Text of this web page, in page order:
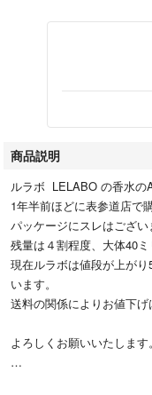
商品説明
ルラボ LELABO の香水の
1年半前ほどに表参道店で
パッケージにスレはござい
残量は４割程度、大体40ミ
現在ルラボは値段が上が
います。
送料の関係によりお値下げ
よろしくお願いいたします。